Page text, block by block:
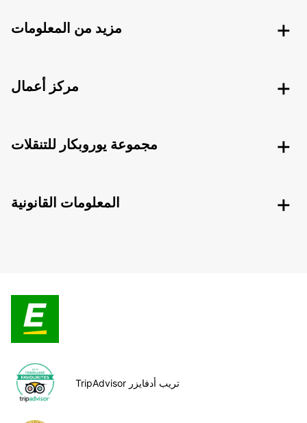
مزيد من المعلومات
مركز أعمال
مجموعة يوروبكار للتنقلات
المعلومات القانونية
TripAdvisor تريب أدفايزر